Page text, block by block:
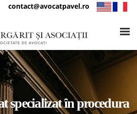
contact@avocatpavel.ro
specializat în procedura